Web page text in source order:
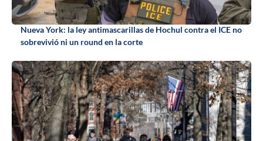
Nueva York: la ley antimascarillas de Hochul contra el ICE no
sobrevivió ni un round en la corte